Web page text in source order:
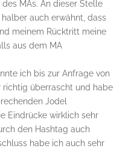
MAs. An dieser Stelle
auch erwähnt, dass
meinem Rücktritt meine
aus dem MA
ich bis zur Anfrage von
richtig überrascht und habe
Jodel
Eindrücke wirklich sehr
den Hashtag auch
habe ich auch sehr